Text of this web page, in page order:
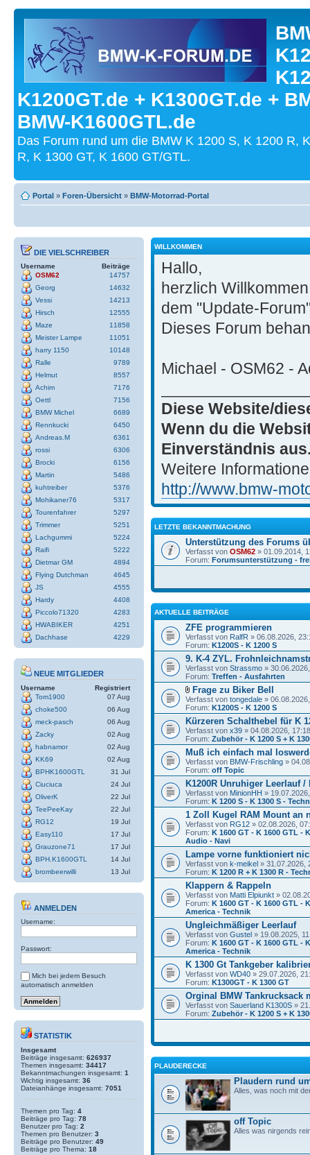
K1200GT.de + K1300GT.de +
BMW-K1600GTL.de
Das Forum rund um die BMW K 1200 S, K 1200 R,
R, K 1300 GT, K 1600 GT/GTL.
Portal » Foren-Übersicht » BMW-Motorrad-Portal
DIE VIELSCHREIBER
Username
Beiträge
OSM62
14757
Georg
14632
Vessi
14213
Hirsch
12555
Maze
11858
Meister Lampe
11051
harry 1150
10148
Ralle
9789
Helmut
8557
Achim
7176
Oettl
7156
BMW Michel
6689
Rennkucki
6450
Andreas.M
6361
rossi
6306
Brocki
6156
Martin
5486
kuhtreiber
5376
Mohikaner76
5317
Tourenfahrer
5297
Trimmer
5251
Lachgummi
5224
Raifi
5222
Dietmar GM
4894
Flying Dutchman
4645
JS
4555
Hardy
4408
Piccolo71320
4283
HWABIKER
4251
Dachhase
4229
NEUE MITGLIEDER
Username
Registriert
Tom1900
07 Aug
choke500
06 Aug
meck-pasch
06 Aug
Zacky
02 Aug
habnamor
02 Aug
KK69
02 Aug
BPHK1600GTL
31 Jul
Ciuciuca
24 Jul
OliverK
22 Jul
TeePeeKay
22 Jul
RG12
19 Jul
Easy110
17 Jul
Grauzone71
17 Jul
BPH.K1600GTL
14 Jul
brombeerwilli
13 Jul
ANMELDEN
Username:
Passwort:
Mich bei jedem Besuch
automatisch anmelden
STATISTIK
Insgesamt
Beiträge insgesamt: 626937
Themen insgesamt: 34417
Bekanntmachungen insgesamt: 1
Wichtig insgesamt: 36
Dateianhänge insgesamt: 7051
Themen pro Tag: 4
Beiträge pro Tag: 78
Benutzer pro Tag: 2
Themen pro Benutzer: 3
Beiträge pro Benutzer: 49
Beiträge pro Thema: 18
WILLKOMMEN
Hallo,
herzlich
dem "Update-
Dieses Forum
Michael - OSM62 -
Diese Website/
Wenn du die
Einverständnis
Weitere
http://www.bmw-
LETZTE BEKANNTMACHUNG
Unterstützung des Forums
Verfasst von OSM62 » 01.09.2014,
Forum: Forumsunterstützung -
AKTUELLE BEITRÄGE
ZFE programmieren
Verfasst von RalfR » 06.08.2026,
Forum: K1200S - K 1200 S
9. K-4 ZYL.
Verfasst von Strassmo »
Forum: Treffen - Ausfahrten
Frage zu Biker Bell
Verfasst von tongedale »
Forum: K1200S - K 1200 S
Kürzeren Schalthebel für K
Verfasst von x39 » 04.08.2026, 17:18
Forum: Zubehör - K 1200 S + K
Muß ich einfach mal
Verfasst von BMW-Frischling »
Forum: off Topic
K1200R Unruhiger Leerlauf /
Verfasst von MinionHH »
Forum: K 1200 S - K 1300 S -
1 Zoll Kugel RAM Mount an
Verfasst von RG12 » 02.08.2026,
Forum: K 1600 GT - K 1600 GTL -
Audio - Navi
Lampe vorne funktioniert
Verfasst von k-meikel » 31.07.2026,
Forum: K 1200 R + K 1300 R -
Klappern & Rappeln
Verfasst von Matti Elpiunkt »
Forum: K 1600 GT - K 1600 GTL -
America - Technik
Ungleichmäßiger Leerlauf
Verfasst von Gustel » 19.08.2025,
Forum: K 1600 GT - K 1600 GTL -
America - Technik
K 1300 Gt Tankgeber
Verfasst von WD40 » 29.07.2026,
Forum: K1300GT - K 1300 GT
Orginal BMW Tankrucksack
Verfasst von Sauerland K1300S »
Forum: Zubehör - K 1200 S + K
PLAUDERECKE
Plaudern rund
Alles, was noch mit
off Topic
Alles was nirgends